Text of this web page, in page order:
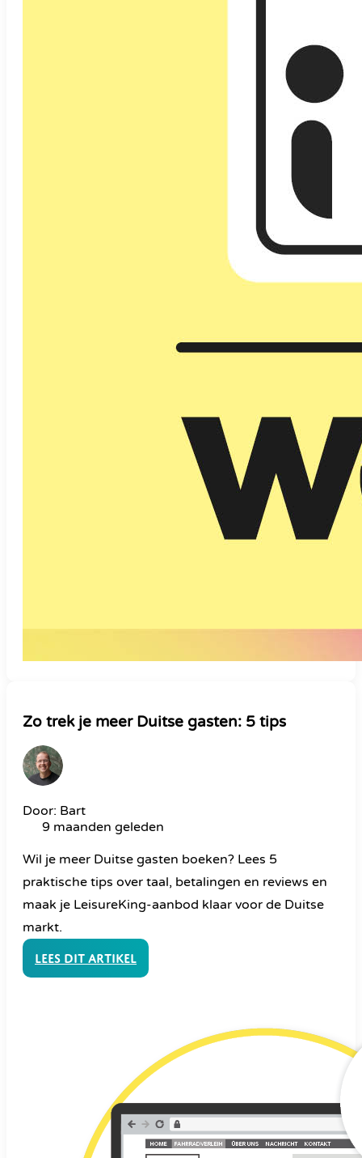
Zo trek je meer Duitse gasten: 5 tips
Door: Bart
9 maanden geleden
Wil je meer Duitse gasten boeken? Lees 5
praktische tips over taal, betalingen en reviews en
maak je LeisureKing-aanbod klaar voor de Duitse
markt.
Lees dit artikel